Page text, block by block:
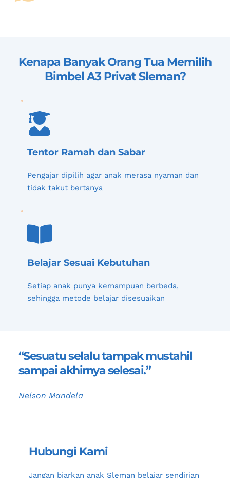
Kenapa Banyak Orang Tua Memilih
Bimbel A3 Privat Sleman?
Tentor Ramah dan Sabar
Pengajar dipilih agar anak merasa nyaman dan
tidak takut bertanya
Belajar Sesuai Kebutuhan
Setiap anak punya kemampuan berbeda,
sehingga metode belajar disesuaikan
“Sesuatu selalu tampak mustahil
sampai akhirnya selesai.”
Nelson Mandela
Hubungi Kami
Jangan biarkan anak Sleman belajar sendirian